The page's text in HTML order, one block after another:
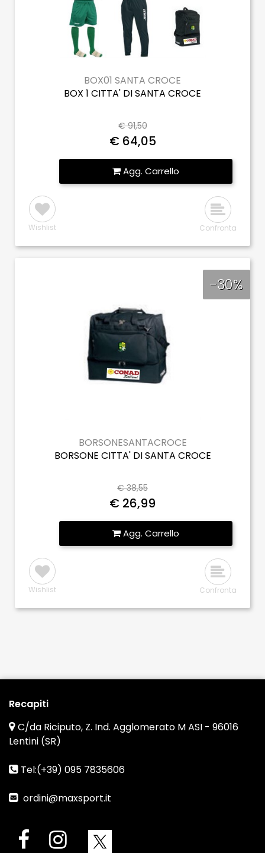
BOX01 SANTA CROCE
BOX 1 CITTA' DI SANTA CROCE
€ 91,50
€ 64,05
Quantità
Agg. Carrello
Wishlist Confronta
-30%
BORSONESANTACROCE
BORSONE CITTA' DI SANTA CROCE
€ 38,55
€ 26,99
Quantità
Agg. Carrello
Wishlist Confronta
Recapiti
C/da Riciputo, Z. Ind. Agglomerato M ASI - 96016
Lentini (SR)
Tel:(+39) 095 7835606
ordini@maxsport.it